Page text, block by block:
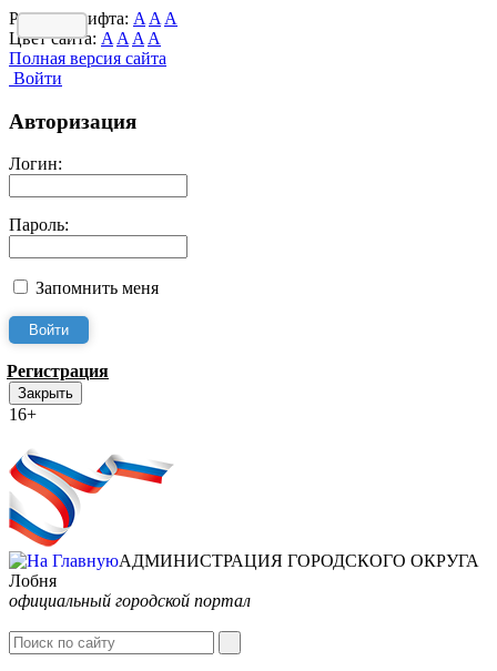
Размер шрифта: A A A
Цвет сайта: A A A A
Полная версия сайта
Войти
Авторизация
Логин:
Пароль:
Запомнить меня
Регистрация
Закрыть
16+
АДМИНИСТРАЦИЯ ГОРОДСКОГО ОКРУГА
Лобня
официальный городской портал